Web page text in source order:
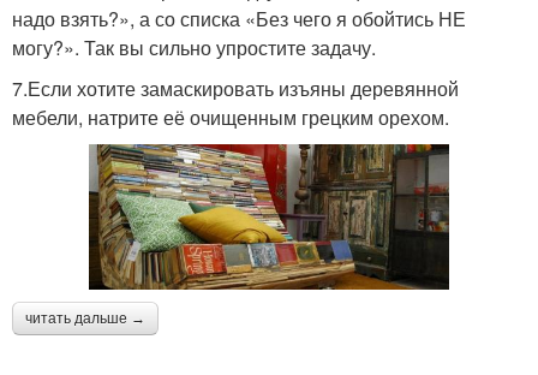
надо взять?», а со списка «Без чего я обойтись НЕ
могу?». Так вы сильно упростите задачу.
7.Если хотите замаскировать изъяны деревянной
мебели, натрите её очищенным грецким орехом.
читать дальше →